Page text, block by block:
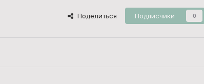
Поделиться Подписчики 0